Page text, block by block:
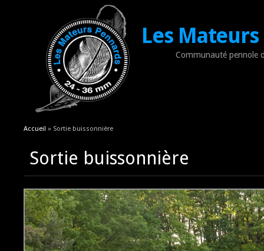
Les
Communauté pennole
Vous êtes ici
Accueil » Sortie buissonnière
Sortie buissonnière